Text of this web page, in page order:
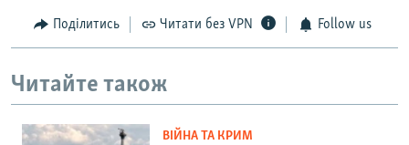
Поділитись Читати без VPN Follow us
Читайте також
ВІЙНА ТА КРИМ